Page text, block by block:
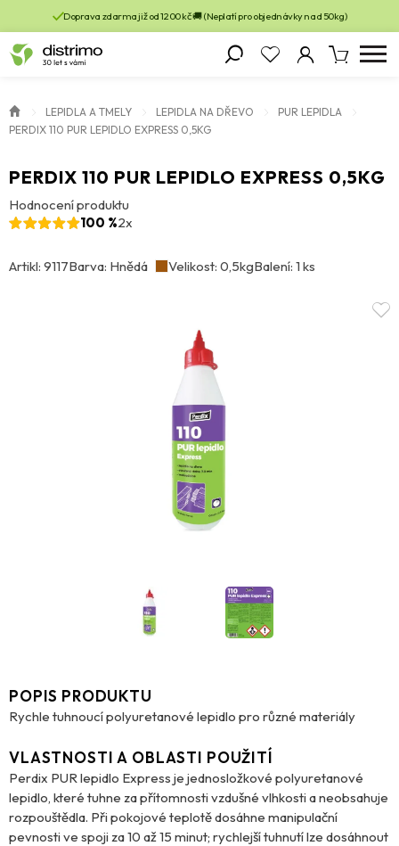
Doprava zdarma již od 1200 kč 🚚 (Neplatí pro objednávky nad 50kg)
LEPIDLA A TMELY LEPIDLA NA DŘEVO
PUR LEPIDLA
PERDIX 110 PUR LEPIDLO EXPRESS 0,5KG
PERDIX 110 PUR LEPIDLO EXPRESS 0,5KG
Hodnocení produktu
100 %2x
Artikl: 9117Barva: Hnědá Velikost: 0,5kgBalení: 1 ks
POPIS PRODUKTU
Rychle tuhnoucí polyuretanové lepidlo pro různé materiály
VLASTNOSTI A OBLASTI POUŽITÍ
Perdix PUR lepidlo Express je jednosložkové polyuretanové
lepidlo, které tuhne za přítomnosti vzdušné vlhkosti a neobsahuje
rozpouštědla. Při pokojové teplotě dosáhne manipulační
pevnosti ve spoji za 10 až 15 minut; rychlejší tuhnutí lze dosáhnout